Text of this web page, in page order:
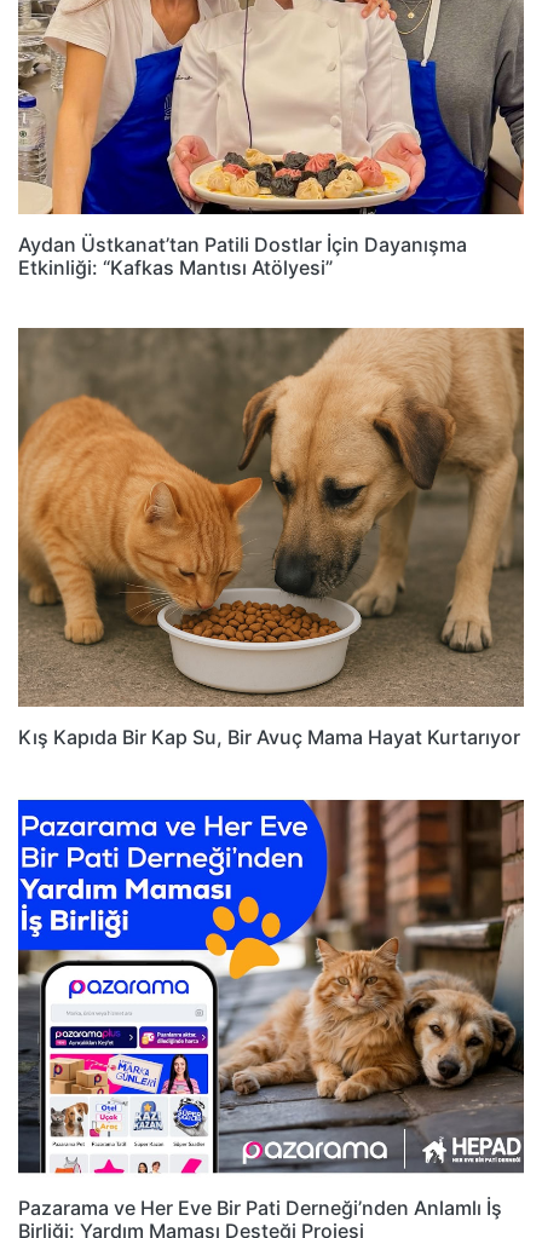
Aydan Üstkanat’tan Patili Dostlar İçin Dayanışma
Etkinliği: “Kafkas Mantısı Atölyesi”
Kış Kapıda Bir Kap Su, Bir Avuç Mama Hayat Kurtarıyor
Pazarama ve Her Eve Bir Pati Derneği’nden Anlamlı İş
Birliği: Yardım Maması Desteği Projesi